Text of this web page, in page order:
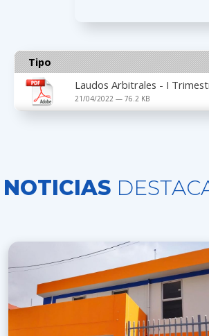
Tipo
Laudos Arbitrales - I
21/04/2022 — 76.2 KB
NOTICIAS